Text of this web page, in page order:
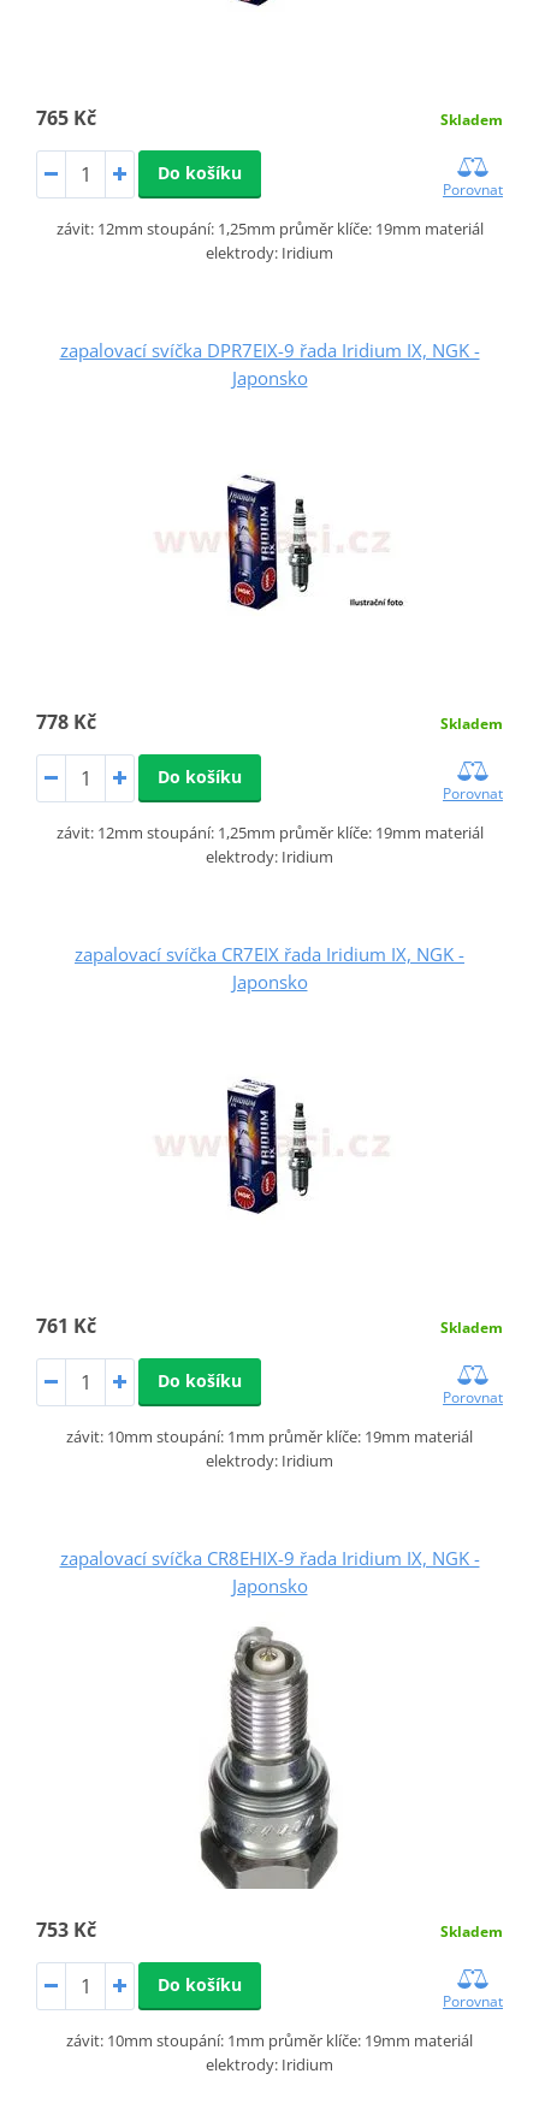
765 Kč Skladem
Do košíku
Porovnat
závit: 12mm stoupání: 1,25mm průměr klíče: 19mm materiál
elektrody: Iridium
zapalovací svíčka DPR7EIX-9 řada Iridium IX, NGK -
Japonsko
778 Kč Skladem
Do košíku
Porovnat
závit: 12mm stoupání: 1,25mm průměr klíče: 19mm materiál
elektrody: Iridium
zapalovací svíčka CR7EIX řada Iridium IX, NGK -
Japonsko
761 Kč Skladem
Do košíku
Porovnat
závit: 10mm stoupání: 1mm průměr klíče: 19mm materiál
elektrody: Iridium
zapalovací svíčka CR8EHIX-9 řada Iridium IX, NGK -
Japonsko
753 Kč Skladem
Do košíku
Porovnat
závit: 10mm stoupání: 1mm průměr klíče: 19mm materiál
elektrody: Iridium